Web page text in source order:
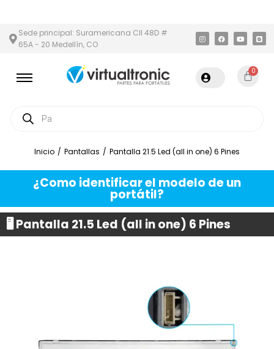
Sede principal: Suramericana Cll 48D #
65A - 20 Medellín, CO
0
Inicio / Pantallas / Pantalla 21.5 Led (all in one) 6 Pines
¿Como identificar el modelo de un
portátil?
🖥️ Pantalla 21.5 Led (all in one) 6 Pines